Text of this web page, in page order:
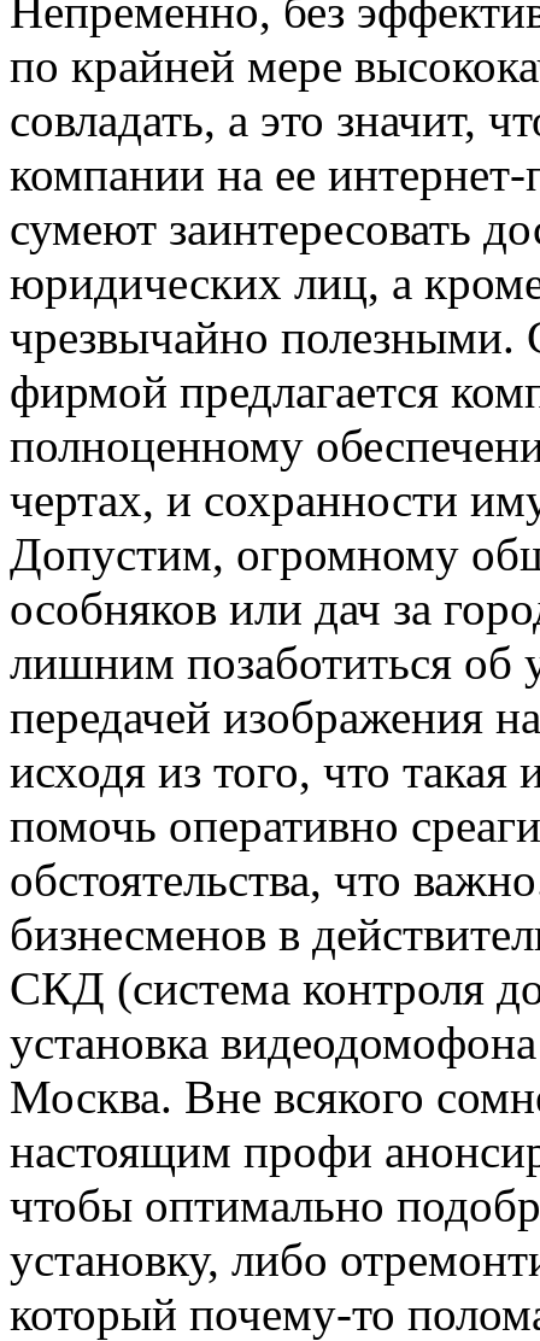
Непременно, без
по крайней мере
совладать, а это значит,
компании на ее
сумеют заинтересовать
юридических лиц, а
чрезвычайно полезными.
фирмой предлагается
полноценному
чертах, и сохранности
Допустим, огромному
особняков или дач за
лишним позаботиться об
передачей изображения
исходя из того, что
помочь оперативно
обстоятельства, что
бизнесменов в
СКД (система контроля
установка
Москва. Вне всякого
настоящим профи
чтобы оптимально
установку, либо
который почему-то